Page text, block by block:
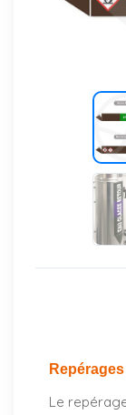
Le